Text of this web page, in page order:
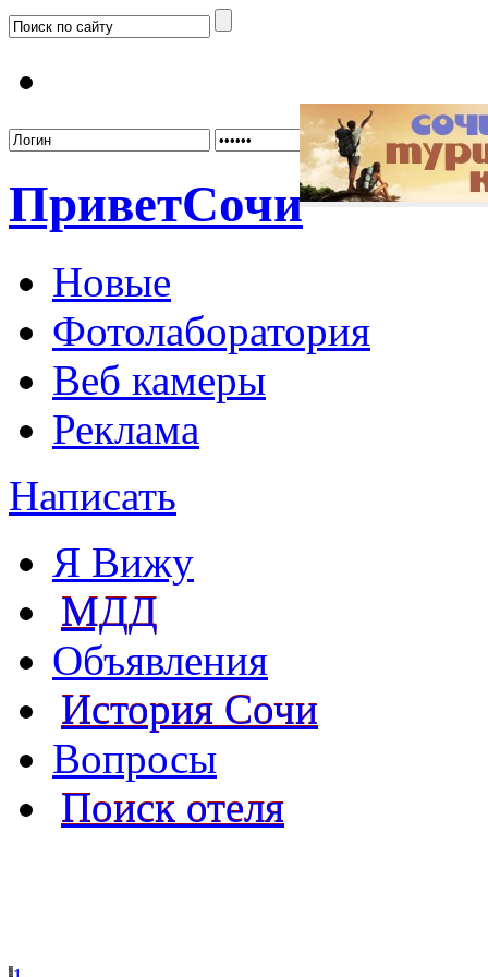
ПриветСочи
Новые
Фотолаборатория
Веб камеры
Реклама
Написать
Я Вижу
МДД
Объявления
История Сочи
Вопросы
Поиск отеля